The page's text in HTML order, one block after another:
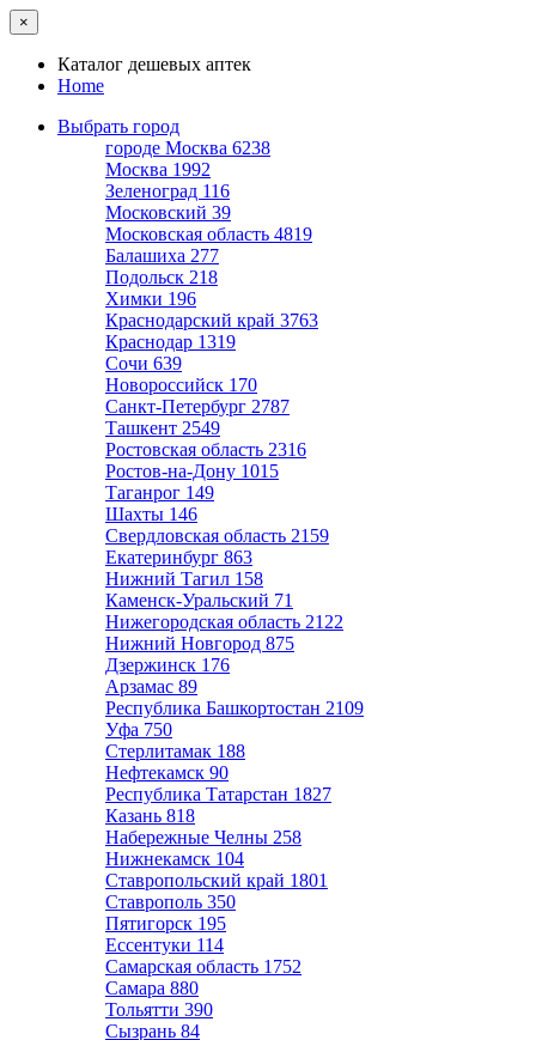
×
Каталог дешевых аптек
Home
Выбрать город
городе Москва 6238
Москва 1992
Зеленоград 116
Московский 39
Московская область 4819
Балашиха 277
Подольск 218
Химки 196
Краснодарский край 3763
Краснодар 1319
Сочи 639
Новороссийск 170
Санкт-Петербург 2787
Ташкент 2549
Ростовская область 2316
Ростов-на-Дону 1015
Таганрог 149
Шахты 146
Свердловская область 2159
Екатеринбург 863
Нижний Тагил 158
Каменск-Уральский 71
Нижегородская область 2122
Нижний Новгород 875
Дзержинск 176
Арзамас 89
Республика Башкортостан 2109
Уфа 750
Стерлитамак 188
Нефтекамск 90
Республика Татарстан 1827
Казань 818
Набережные Челны 258
Нижнекамск 104
Ставропольский край 1801
Ставрополь 350
Пятигорск 195
Ессентуки 114
Самарская область 1752
Самара 880
Тольятти 390
Сызрань 84